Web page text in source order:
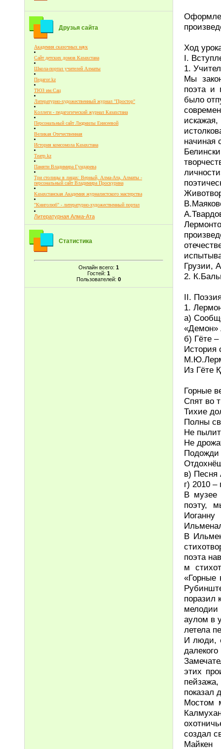
Друзья сайта
Академия сказочных наук
Сайт детских домов Казахстана
Школа-портал учителей Алматы
Педагог.kz
ТЮЗ им.Сац
Литературно-художественный журнал "Простор"
Коллеги - педагогический журнал Казахстана
Персональный сайт Людмилы Енисеевой
Великая Отечественная
История комсомола Казахстана
Театр.kz
Памяти Владимира Гундарева
Три столицы в лицах: Верный, Алма-Ата, Алматы -
персональный сайт Владимира Проскурина
Казахстанская Академия журналистского мастерства
"Книголюб" - литературно-художественный портал
Литературная Алма-Ата
Статистика
Онлайн всего: 1
Гостей: 1
Пользователей: 0
Ход
I.
1.
Мы
поэта и
было
начиная
Грузии,
2.
II.
1.
а)
«Демон»
б) Гёте
История
Из Гёте
Горные
Спят во
Тихие
Полны
Не
Не
Подожди
в) Песня
г) 2010 –
В музее
поэту,
В
поэта
м
«Горные
поразил
мелодии
аулом в
летела
И люди,
этих
показал
Мостом
создал
Майкен